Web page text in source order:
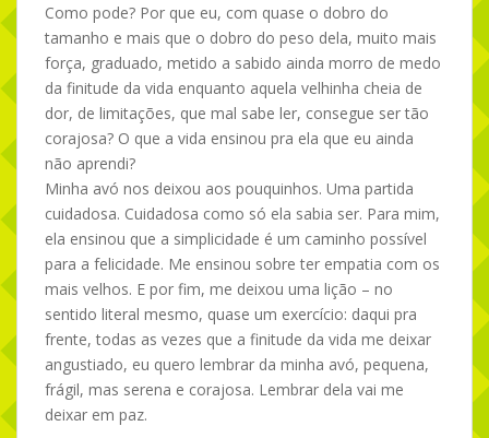
Como pode? Por que eu, com quase o dobro do
tamanho e mais que o dobro do peso dela, muito mais
força, graduado, metido a sabido ainda morro de medo
da finitude da vida enquanto aquela velhinha cheia de
dor, de limitações, que mal sabe ler, consegue ser tão
corajosa? O que a vida ensinou pra ela que eu ainda
não aprendi?
Minha avó nos deixou aos pouquinhos. Uma partida
cuidadosa. Cuidadosa como só ela sabia ser. Para mim,
ela ensinou que a simplicidade é um caminho possível
para a felicidade. Me ensinou sobre ter empatia com os
mais velhos. E por fim, me deixou uma lição – no
sentido literal mesmo, quase um exercício: daqui pra
frente, todas as vezes que a finitude da vida me deixar
angustiado, eu quero lembrar da minha avó, pequena,
frágil, mas serena e corajosa. Lembrar dela vai me
deixar em paz.